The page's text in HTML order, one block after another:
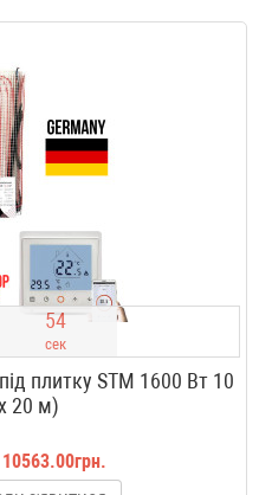
53
сек
плитку STM 1600 Вт 10
20 м)
10563.00грн.